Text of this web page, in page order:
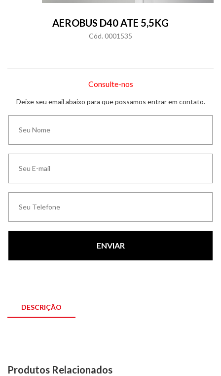
AEROBUS D40 ATE 5,5KG
Cód. 0001535
Consulte-nos
Deixe seu email abaixo para que possamos entrar em contato.
ENVIAR
DESCRIÇÃO
Produtos Relacionados